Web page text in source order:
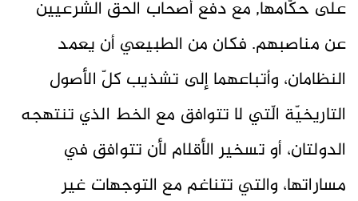
على حكّامها, مع دفع أصحاب الحق الشرعيين
عن مناصبهم. فكان من الطبيعي أن يعمد
النظامان، وأتباعهما إلى تشذيب كلّ الأصول
التاريخيّة الّتي لا تتوافق مع الخط الذي تنتهجه
الدولتان، أو تسخير الأقلام لأن تتوافق في
مساراتها، والتي تتناغم مع التوجهات غير